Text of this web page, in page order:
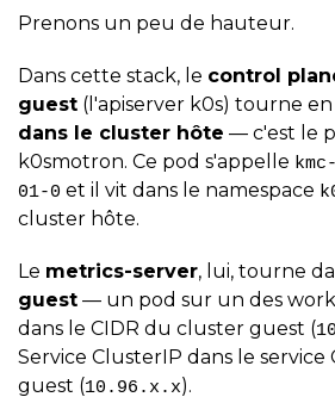
Prenons un peu de hauteur.
Dans cette stack, le control
guest (l'apiserver k0s) tourne
dans le cluster hôte — c'est le
k0smotron. Ce pod s'appelle
01-0 et il vit dans le namespace
cluster hôte.
Le metrics-server, lui, tourne
guest — un pod sur un des
dans le CIDR du cluster guest (
Service ClusterIP dans le
guest (10.96.x.x).